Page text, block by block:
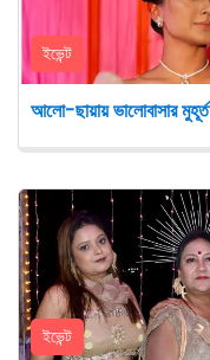
ইভেন্ট
আলো-ছায়ায় ভালোবাসার মুহূর্ত
ইভেন্ট